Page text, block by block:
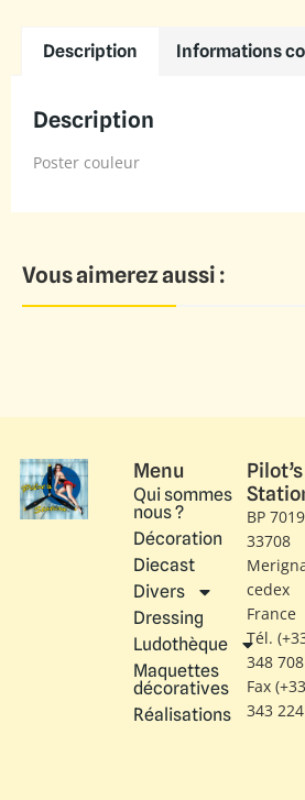
Description Informations
Description
Poster couleur
Vous aimerez aussi :
Menu
Qui sommes
nous ?
Décoration
Diecast
Divers
Dressing
Ludothèque
Maquettes
décoratives
Réalisations
Pilot’s
BP
33708
cedex
France
Tél.
348 708
Fax
343 224